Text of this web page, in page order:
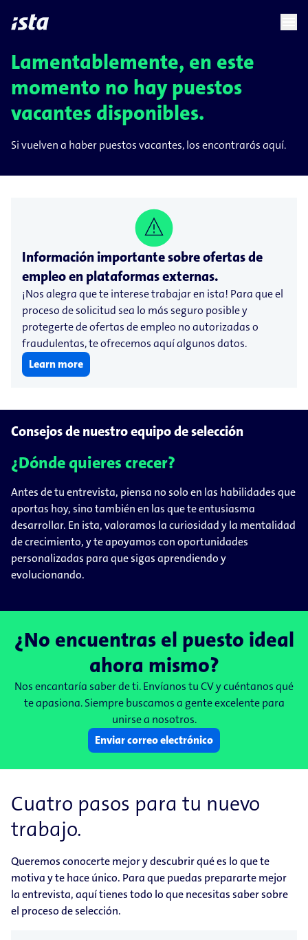
languagechevron_right
Lamentablemente, en este
momento no hay puestos
vacantes disponibles.
Si vuelven a haber puestos vacantes, los encontrarás aquí.
Información importante sobre ofertas de
empleo en plataformas externas.
¡Nos alegra que te interese trabajar en ista! Para que el
proceso de solicitud sea lo más seguro posible y
protegerte de ofertas de empleo no autorizadas o
fraudulentas, te ofrecemos aquí algunos datos.
Learn more
Consejos de nuestro equipo de selección
¿Dónde quieres crecer?
Antes de tu entrevista, piensa no solo en las habilidades que
aportas hoy, sino también en las que te entusiasma
desarrollar. En ista, valoramos la curiosidad y la mentalidad
de crecimiento, y te apoyamos con oportunidades
personalizadas para que sigas aprendiendo y
evolucionando.
¿No encuentras el puesto ideal
ahora mismo?
Nos encantaría saber de ti. Envíanos tu CV y ​​cuéntanos qué
te apasiona. Siempre buscamos a gente excelente para
unirse a nosotros.
Enviar correo electrónico
Cuatro pasos para tu nuevo
trabajo.
Queremos conocerte mejor y descubrir qué es lo que te
motiva y te hace único. Para que puedas prepararte mejor
la entrevista, aquí tienes todo lo que necesitas saber sobre
el proceso de selección.